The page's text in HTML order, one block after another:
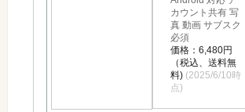
カウント共有 写
真 動画 サブスク
必須
価格：6,480円
（税込、送料無
料) (2025/6/10時
点)